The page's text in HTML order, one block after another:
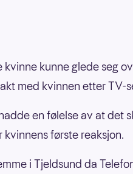
kvinne kunne glede seg
med kvinnen etter TV-
en følelse av at det
kvinnens første reaksjon.
i Tjeldsund da